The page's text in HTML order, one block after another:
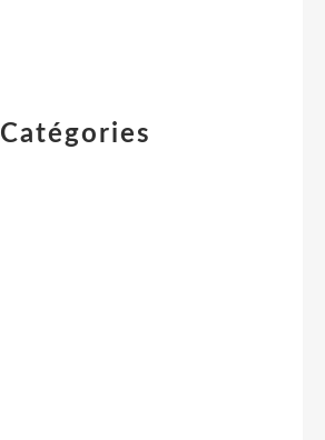
Catégories